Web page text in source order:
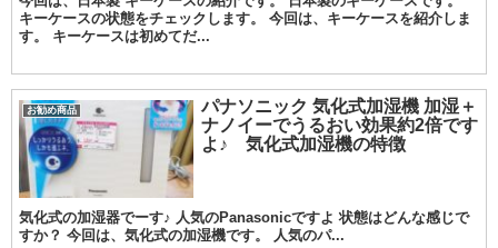
キーケースの状態をチェックします。 今回は、キーケースを紹介しま
す。 キーケースは初めてだ...
お勧め商品
パナソニック 気化式加湿機 加湿＋
ナノイーでうるおい効果約2倍です
よ♪ 気化式加湿機の特徴
気化式の加湿器でーす♪ 人気のPanasonicですよ 状態はどんな感じで
すか？ 今回は、気化式の加湿機です。 人気のパ...